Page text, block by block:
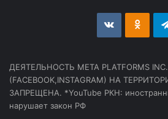
vk.com
ДЕЯТЕЛЬНОСТЬ МЕТА PLATFORMS INC.
(FACEBOOK,INSTAGRAM) НА
ЗАПРЕЩЕНА. *YouTube РКН:
нарушает закон РФ